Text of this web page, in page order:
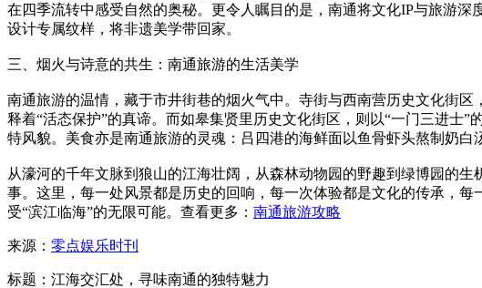
在四季流转中感受自然的奥秘。更令人瞩目的是，南通将文化IP与旅游
设计专属纹样，将非遗美学带回家。
三、烟火与诗意的共生：南通旅游的生活美学
南通旅游的温情，藏于市井街巷的烟火气中。寺街与西南营历史文化街
释着“活态保护”的真谛。而如皋集贤里历史文化街区，则以“一门三进士
特风貌。美食亦是南通旅游的灵魂：吕四港的海鲜面以鱼骨虾头熬制奶
从濠河的千年文脉到狼山的江海壮阔，从森林动物园的野趣到绿博园的
事。这里，每一处风景都是历史的回响，每一次体验都是文化的传承，
受“滨江临海”的无限可能。查看更多： 南通旅游攻略
来源： 零点娱乐时刊
标题：江海交汇处，寻味南通的独特魅力